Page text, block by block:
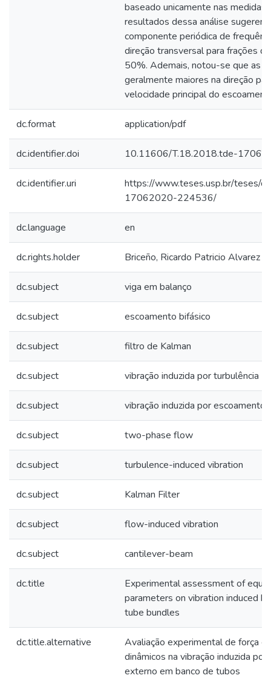
baseado unicamente nas medidas
resultados dessa análise sugerem
componente periódica de
direção transversal para frações
50%. Ademais, notou-se que as
geralmente maiores na direção
velocidade principal do
dc.format application/pdf
dc.identifier.doi 10.11606/T.18.2018.tde-
dc.identifier.uri
https://www.teses.usp.br/teses/
17062020-224536/
dc.language en
dc.rights.holder Briceño, Ricardo Patricio Alvarez
dc.subject viga em balanço
dc.subject escoamento bifásico
dc.subject filtro de Kalman
dc.subject vibração induzida por turbulência
dc.subject vibração induzida por escoamento
dc.subject two-phase flow
dc.subject turbulence-induced vibration
dc.subject Kalman Filter
dc.subject flow-induced vibration
dc.subject cantilever-beam
dc.title
Experimental assessment of
parameters on vibration induced
tube bundles
dc.title.alternative
Avaliação experimental de força
dinâmicos na vibração induzida
externo em banco de tubos